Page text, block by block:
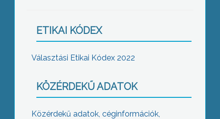
ETIKAI KÓDEX
Választási Etikai Kódex 2022
KÖZÉRDEKŰ ADATOK
Közérdekű adatok, céginformációk,